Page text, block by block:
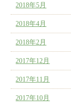
2018年5月
2018年4月
2018年2月
2017年12月
2017年11月
2017年10月